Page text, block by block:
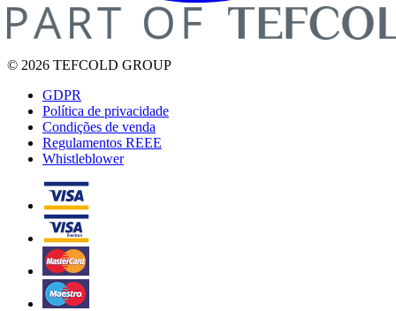
© 2026 TEFCOLD GROUP
GDPR
Política de privacidade
Condições de venda
Regulamentos REEE
Whistleblower